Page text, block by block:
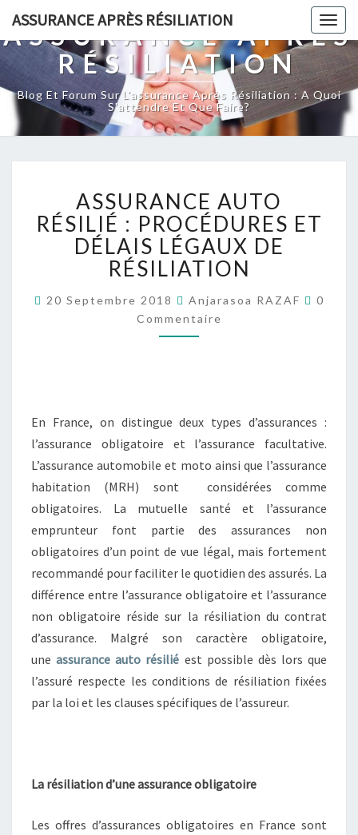
ASSURANCE APRÈS RÉSILIATION
ASSURANCE APRÈS
RÉSILIATION
Blog Et Forum Sur L'assurance Après Résiliation : A Quoi
S'attendre Et Que Faire?
AUTO
RÉSILIÉ :
PROCÉDURES
ET
DÉLAIS
DE
RÉSILIATION
ASSURANCE AUTO
RÉSILIÉ : PROCÉDURES ET
DÉLAIS LÉGAUX DE
RÉSILIATION
20 Septembre 2018 Anjarasoa RAZAF
0
Commentaire
En France, on distingue deux types d’assurances :
l’assurance obligatoire et l’assurance facultative.
L’assurance automobile et moto ainsi que l’assurance
habitation (MRH) sont considérées comme
obligatoires. La mutuelle santé et l’assurance
emprunteur font partie des assurances non
obligatoires d’un point de vue légal, mais fortement
recommandé pour faciliter le quotidien des assurés. La
différence entre l’assurance obligatoire et l’assurance
non obligatoire réside sur la résiliation du contrat
d’assurance. Malgré son caractère obligatoire,
uneassurance auto résilié est possible dès lors que
l’assuré respecte les conditions de résiliation fixées
par la loi et les clauses spécifiques de l’assureur.
La résiliation d’une assurance obligatoire
Les offres d’assurances obligatoires en France sont